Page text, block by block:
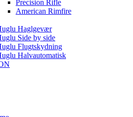
Precision Rifle
American Rimfire
Haglgevær
Side by side
Flugtskydning
Halvautomatisk